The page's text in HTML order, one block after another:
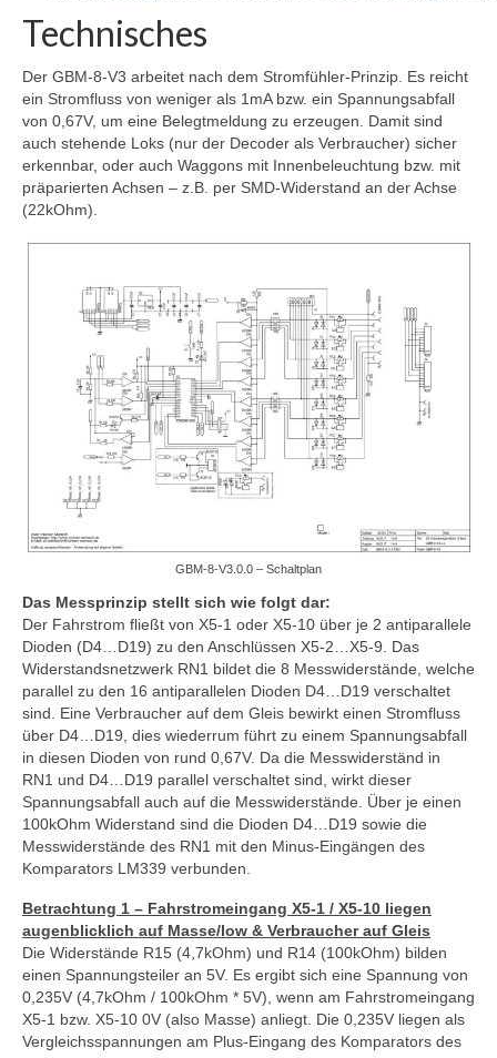
Airbrush – Erfahrungswerte
MoBa-Blog
OpenDCC-Links
Kontakt
Gästebuch
Technisches
Der GBM-8-V3 arbeitet nach dem Stromfühler-Prinzip. Es reicht
ein Stromfluss von weniger als 1mA bzw. ein Spannungsabfall
von 0,67V, um eine Belegtmeldung zu erzeugen. Damit sind
auch stehende Loks (nur der Decoder als Verbraucher) sicher
erkennbar, oder auch Waggons mit Innenbeleuchtung bzw. mit
präparierten Achsen – z.B. per SMD-Widerstand an der Achse
(22kOhm).
GBM-8-V3.0.0 – Schaltplan
Das Messprinzip stellt sich wie folgt dar:
Der Fahrstrom fließt von X5-1 oder X5-10 über je 2 antiparallele
Dioden (D4…D19) zu den Anschlüssen X5-2…X5-9. Das
Widerstandsnetzwerk RN1 bildet die 8 Messwiderstände, welche
parallel zu den 16 antiparallelen Dioden D4…D19 verschaltet
sind. Eine Verbraucher auf dem Gleis bewirkt einen Stromfluss
über D4…D19, dies wiederrum führt zu einem Spannungsabfall
in diesen Dioden von rund 0,67V. Da die Messwiderständ in
RN1 und D4…D19 parallel verschaltet sind, wirkt dieser
Spannungsabfall auch auf die Messwiderstände. Über je einen
100kOhm Widerstand sind die Dioden D4…D19 sowie die
Messwiderstände des RN1 mit den Minus-Eingängen des
Komparators LM339 verbunden.
Betrachtung 1 – Fahrstromeingang X5-1 / X5-10 liegen
augenblicklich auf Masse/low & Verbraucher auf Gleis
Die Widerstände R15 (4,7kOhm) und R14 (100kOhm) bilden
einen Spannungsteiler an 5V. Es ergibt sich eine Spannung von
0,235V (4,7kOhm / 100kOhm * 5V), wenn am Fahrstromeingang
X5-1 bzw. X5-10 0V (also Masse) anliegt. Die 0,235V liegen als
Vergleichsspannungen am Plus-Eingang des Komparators des